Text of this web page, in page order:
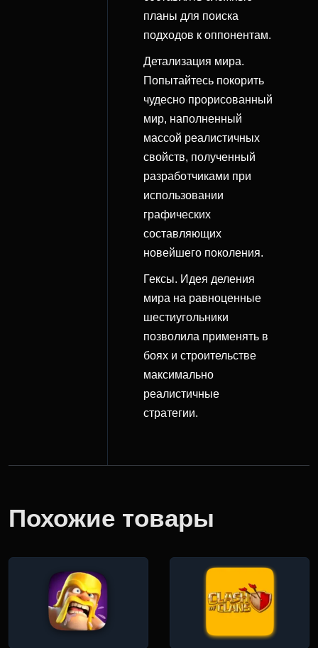
планы для поиска
подходов к оппонентам.
Детализация мира.
Попытайтесь покорить
чудесно прорисованный
мир, наполненный
массой реалистичных
свойств, полученный
разработчиками при
использовании
графических
составляющих
новейшего поколения.
Гексы. Идея деления
мира на равноценные
шестиугольники
позволила применять в
боях и строительстве
максимально
реалистичные
стратегии.
Похожие товары